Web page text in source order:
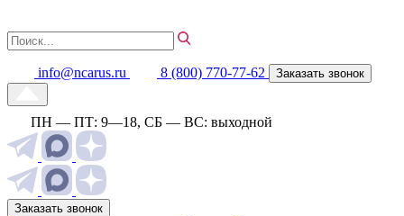
info@ncarus.ru 8 (800) 770-77-62 Заказать звонок
ПН — ПТ: 9—18, СБ — ВС: выходной
Заказать звонок